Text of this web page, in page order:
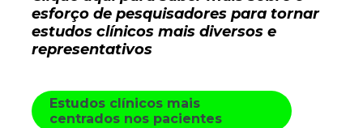
esforço de pesquisadores para tornar
estudos clínicos mais diversos e
representativos
Estudos clínicos mais
centrados nos pacientes